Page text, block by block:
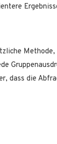
dass die